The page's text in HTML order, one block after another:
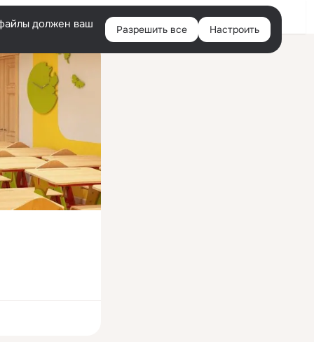
Войти
должен ваш
Разрешить все Настроить